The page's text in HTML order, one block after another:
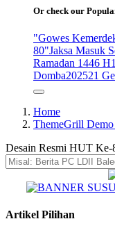
Or check our
"Gowes
80"Jaksa Masuk
Ramadan 1446 H
Domba202521
Home
ThemeGrill Demo
Desain Resmi HUT Ke-
Artikel Pilihan